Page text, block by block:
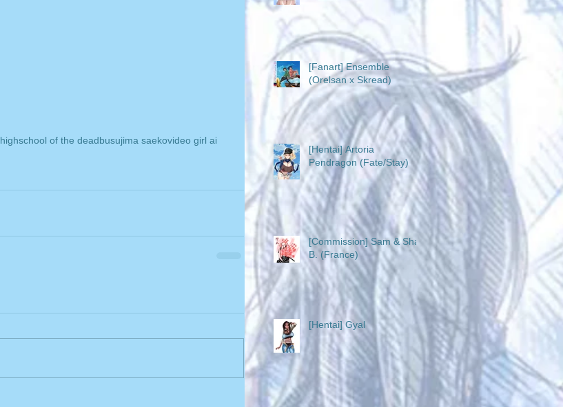
highschool of the deadbusujima saekovideo girl ai
[Fanart] Ensemble
(Orelsan x Skread)
[Hentai] Artoria
Pendragon (Fate/Stay)
[Commission] Sam & Sha
B. (France)
[Hentai] Gyal